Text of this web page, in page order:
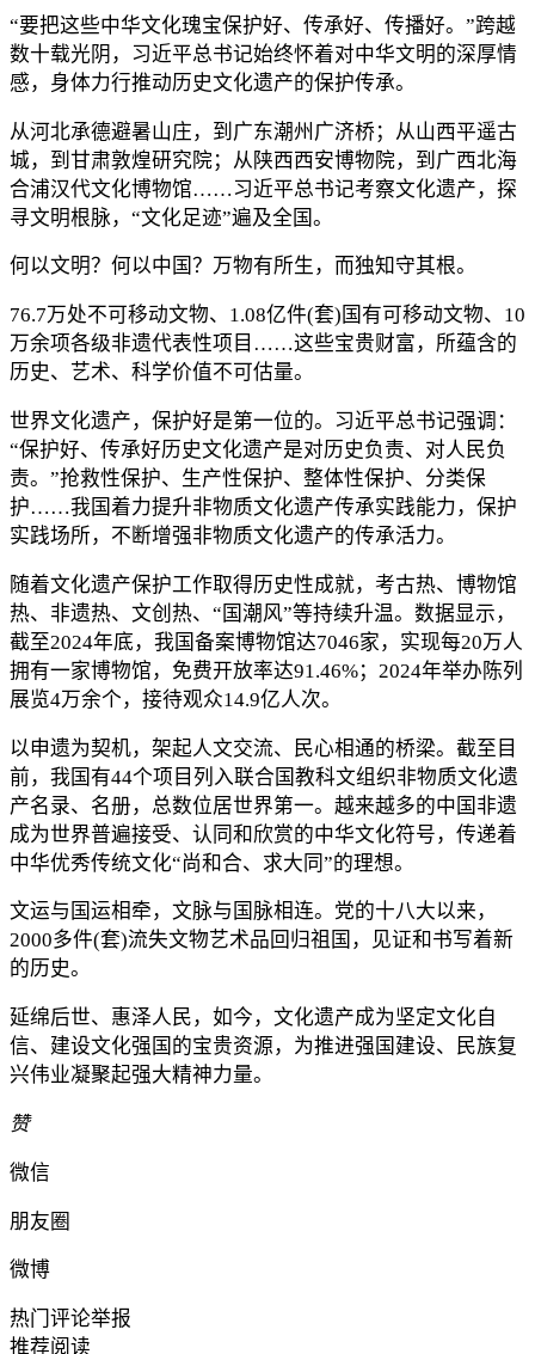
“要把这些中华文化瑰宝保护好、传承好、传播好。”跨越
数十载光阴，习近平总书记始终怀着对中华文明的深厚情
感，身体力行推动历史文化遗产的保护传承。
从河北承德避暑山庄，到广东潮州广济桥；从山西平遥古
城，到甘肃敦煌研究院；从陕西西安博物院，到广西北海
合浦汉代文化博物馆……习近平总书记考察文化遗产，探
寻文明根脉，“文化足迹”遍及全国。
何以文明？何以中国？万物有所生，而独知守其根。
76.7万处不可移动文物、1.08亿件(套)国有可移动文物、10
万余项各级非遗代表性项目……这些宝贵财富，所蕴含的
历史、艺术、科学价值不可估量。
世界文化遗产，保护好是第一位的。习近平总书记强调：
“保护好、传承好历史文化遗产是对历史负责、对人民负
责。”抢救性保护、生产性保护、整体性保护、分类保
护……我国着力提升非物质文化遗产传承实践能力，保护
实践场所，不断增强非物质文化遗产的传承活力。
随着文化遗产保护工作取得历史性成就，考古热、博物馆
热、非遗热、文创热、“国潮风”等持续升温。数据显示，
截至2024年底，我国备案博物馆达7046家，实现每20万人
拥有一家博物馆，免费开放率达91.46%；2024年举办陈列
展览4万余个，接待观众14.9亿人次。
以申遗为契机，架起人文交流、民心相通的桥梁。截至目
前，我国有44个项目列入联合国教科文组织非物质文化遗
产名录、名册，总数位居世界第一。越来越多的中国非遗
成为世界普遍接受、认同和欣赏的中华文化符号，传递着
中华优秀传统文化“尚和合、求大同”的理想。
文运与国运相牵，文脉与国脉相连。党的十八大以来，
2000多件(套)流失文物艺术品回归祖国，见证和书写着新
的历史。
延绵后世、惠泽人民，如今，文化遗产成为坚定文化自
信、建设文化强国的宝贵资源，为推进强国建设、民族复
兴伟业凝聚起强大精神力量。
赞
微信
朋友圈
微博
热门评论举报
推荐阅读